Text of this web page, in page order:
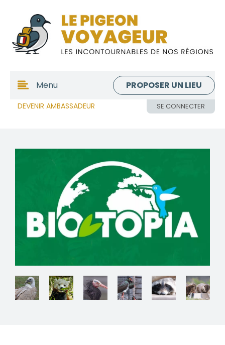
DEVENIR AMBASSADEUR SE CONNECTER
Menu PROPOSER UN LIEU